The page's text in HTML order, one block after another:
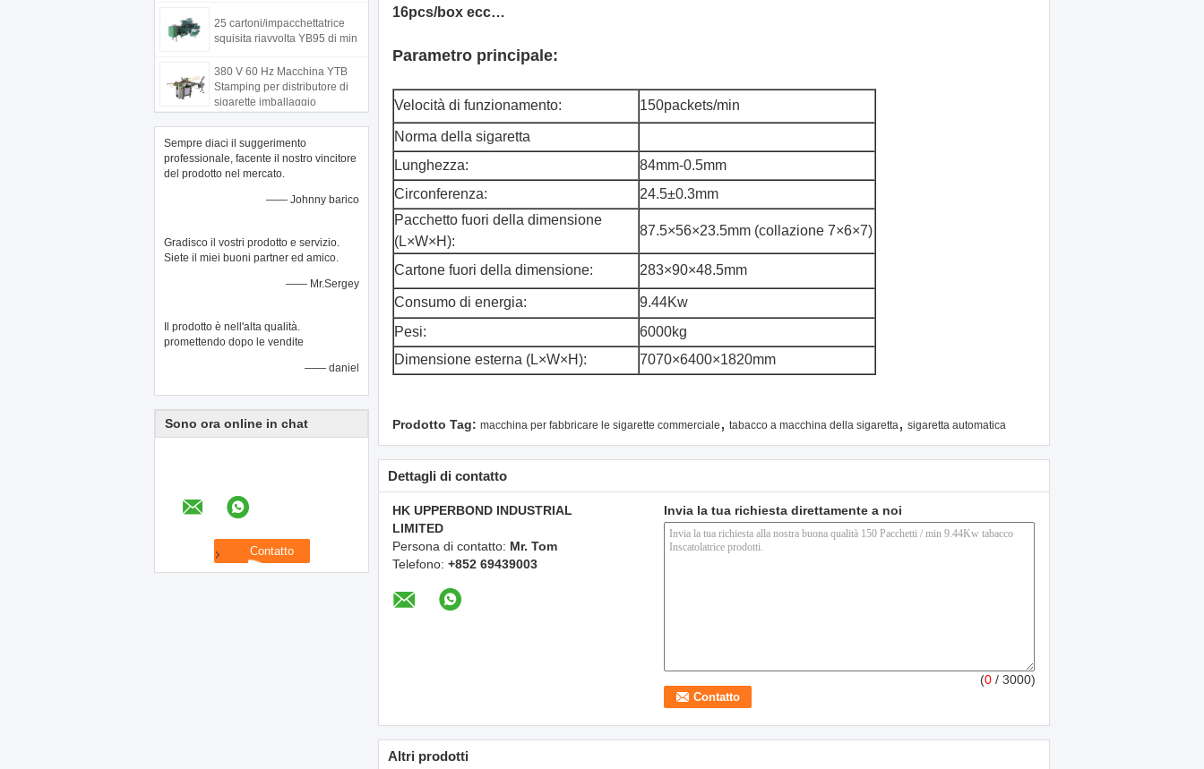
25 cartoni/impacchettatrice
squisita riavvolta YB95 di min
380 V 60 Hz Macchina YTB
Stamping per distributore di
sigarette imballaggio
Sempre diaci il suggerimento
professionale, facente il nostro vincitore
del prodotto nel mercato.
—— Johnny barico
Gradisco il vostri prodotto e servizio.
Siete il miei buoni partner ed amico.
—— Mr.Sergey
Il prodotto è nell'alta qualità.
promettendo dopo le vendite
—— daniel
Sono ora online in chat
16pcs/box ecc…
Parametro principale:
Velocità di funzionamento: 150packets/min
Norma della sigaretta
Lunghezza:
84mm-0.5mm
Circonferenza:
24.5±0.3mm
Pacchetto fuori della dimensione
(L×W×H):
87.5×56×23.5mm (collazione 7×6×7)
Cartone fuori della dimensione: 283×90×48.5mm
Consumo di energia:
9.44Kw
Pesi:
6000kg
Dimensione esterna (L×W×H):
7070×6400×1820mm
Prodotto Tag: macchina per fabbricare le sigarette commerciale , tabacco a macchina della sigaretta, sigaretta automatica
Dettagli di contatto
HK UPPERBOND INDUSTRIAL
LIMITED
Persona di contatto: Mr. Tom
Telefono: +852 69439003
Invia la tua richiesta direttamente a noi
(0 / 3000)
Altri prodotti